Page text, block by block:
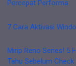
Percepat Performa
7 Cara Aktivasi
Mirip Reno Series! 5
Tahu Sebelum Check